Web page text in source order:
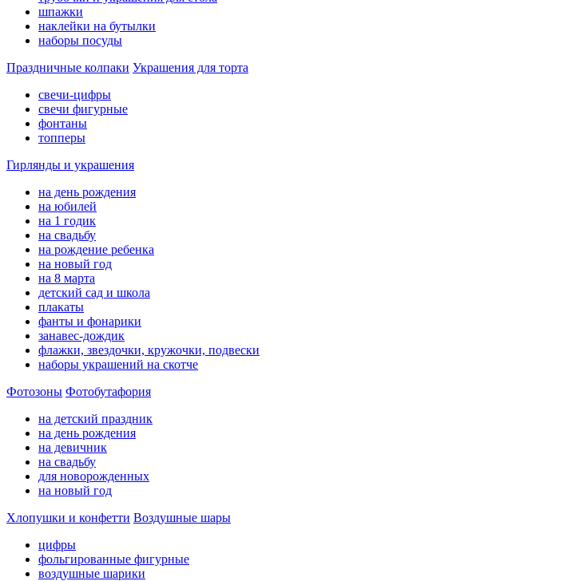
шпажки
наклейки на бутылки
наборы посуды
Праздничные колпаки Украшения для торта
свечи-цифры
свечи фигурные
фонтаны
топперы
Гирлянды и украшения
на день рождения
на юбилей
на 1 годик
на свадьбу
на рождение ребенка
на новый год
на 8 марта
детский сад и школа
плакаты
фанты и фонарики
занавес-дождик
флажки, звездочки, кружочки, подвески
наборы украшений на скотче
Фотозоны Фотобутафория
на детский праздник
на день рождения
на девичник
на свадьбу
для новорожденных
на новый год
Хлопушки и конфетти Воздушные шары
цифры
фольгированные фигурные
воздушные шарики